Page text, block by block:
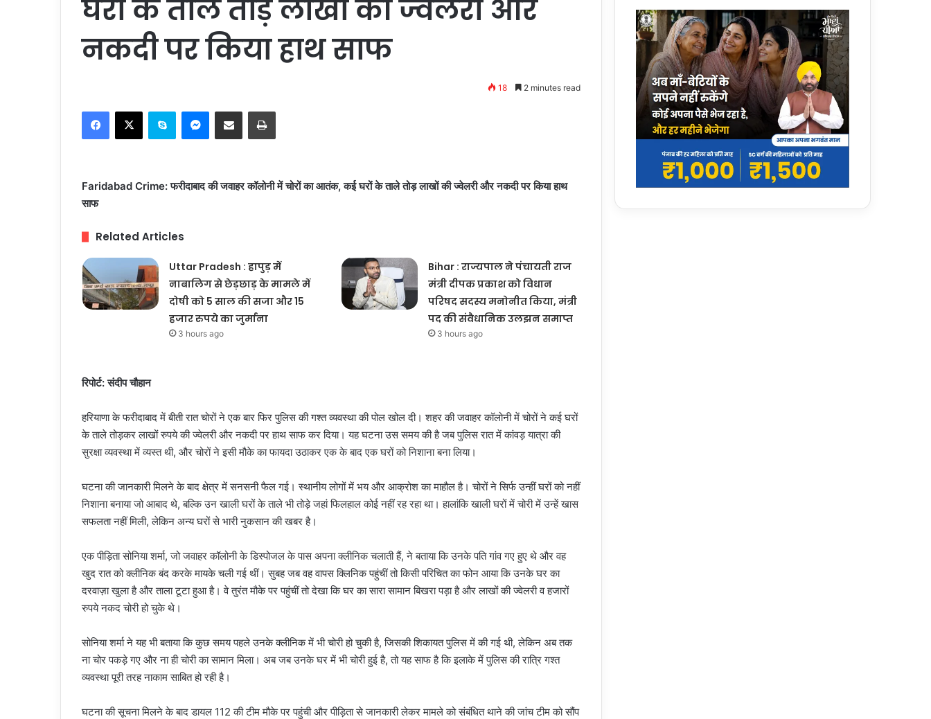
घरों के ताले तोड़ लाखों की ज्वेलरी और
नकदी पर किया हाथ साफ
18 2 minutes read
Facebook
X Skype Messenger
Share via Email Print
Faridabad Crime: फरीदाबाद की जवाहर कॉलोनी में चोरों का आतंक, कई घरों के ताले तोड़ लाखों की ज्वेलरी और नकदी पर किया हाथ
साफ
Related Articles
Uttar Pradesh : हापुड़ में
नाबालिग से छेड़छाड़ के मामले में
दोषी को 5 साल की सजा और 15
हजार रुपये का जुर्माना
3 hours ago
Bihar : राज्यपाल ने पंचायती राज
मंत्री दीपक प्रकाश को विधान
परिषद सदस्य मनोनीत किया, मंत्री
पद की संवैधानिक उलझन समाप्त
3 hours ago
रिपोर्ट: संदीप चौहान
हरियाणा के फरीदाबाद में बीती रात चोरों ने एक बार फिर पुलिस की गश्त व्यवस्था की पोल खोल दी। शहर की जवाहर कॉलोनी में चोरों ने कई घरों
के ताले तोड़कर लाखों रुपये की ज्वेलरी और नकदी पर हाथ साफ कर दिया। यह घटना उस समय की है जब पुलिस रात में कांवड़ यात्रा की
सुरक्षा व्यवस्था में व्यस्त थी, और चोरों ने इसी मौके का फायदा उठाकर एक के बाद एक घरों को निशाना बना लिया।
घटना की जानकारी मिलने के बाद क्षेत्र में सनसनी फैल गई। स्थानीय लोगों में भय और आक्रोश का माहौल है। चोरों ने सिर्फ उन्हीं घरों को नहीं
निशाना बनाया जो आबाद थे, बल्कि उन खाली घरों के ताले भी तोड़े जहां फिलहाल कोई नहीं रह रहा था। हालांकि खाली घरों में चोरी में उन्हें खास
सफलता नहीं मिली, लेकिन अन्य घरों से भारी नुकसान की खबर है।
एक पीड़िता सोनिया शर्मा, जो जवाहर कॉलोनी के डिस्पोजल के पास अपना क्लीनिक चलाती हैं, ने बताया कि उनके पति गांव गए हुए थे और वह
खुद रात को क्लीनिक बंद करके मायके चली गई थीं। सुबह जब वह वापस क्लिनिक पहुंचीं तो किसी परिचित का फोन आया कि उनके घर का
दरवाज़ा खुला है और ताला टूटा हुआ है। वे तुरंत मौके पर पहुंचीं तो देखा कि घर का सारा सामान बिखरा पड़ा है और लाखों की ज्वेलरी व हजारों
रुपये नकद चोरी हो चुके थे।
सोनिया शर्मा ने यह भी बताया कि कुछ समय पहले उनके क्लीनिक में भी चोरी हो चुकी है, जिसकी शिकायत पुलिस में की गई थी, लेकिन अब तक
ना चोर पकड़े गए और ना ही चोरी का सामान मिला। अब जब उनके घर में भी चोरी हुई है, तो यह साफ है कि इलाके में पुलिस की रात्रि गश्त
व्यवस्था पूरी तरह नाकाम साबित हो रही है।
घटना की सूचना मिलने के बाद डायल 112 की टीम मौके पर पहुंची और पीड़िता से जानकारी लेकर मामले को संबंधित थाने की जांच टीम को सौंप